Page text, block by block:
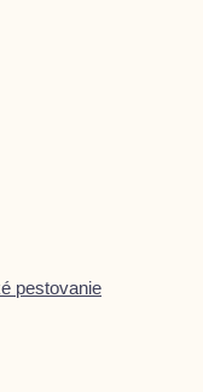
pestovanie